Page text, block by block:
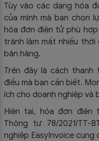
Tùy vào các dạng hóa
của mình mà bạn chọn
hóa đơn điện tử phù
tránh làm mất nhiều
bán hàng.
Trên đây là cách
điều mà bạn cần biết.
ích cho doanh nghiệp và
Hiện tại, hóa đơn điện
Thông tư 78/2021/
nghiệp EasyInvoice